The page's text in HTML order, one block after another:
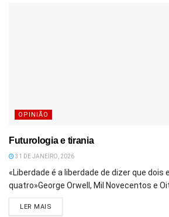
OPINIÃO
Futurologia e tirania
31 DE JANEIRO, 2026
«Liberdade é a liberdade de dizer que dois
quatro»George Orwell, Mil Novecentos e
LER MAIS